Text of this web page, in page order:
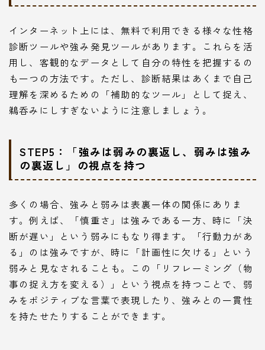
インターネット上には、無料で利用できる様々な性格
診断ツールや強み発見ツールがあります。これらを活
用し、客観的なデータとして自分の特性を把握するの
も一つの方法です。ただし、診断結果はあくまで自己
理解を深めるための「補助的なツール」として捉え、
鵜呑みにしすぎないように注意しましょう。
STEP5：「強みは弱みの裏返し、弱みは強み
の裏返し」の視点を持つ
多くの場合、強みと弱みは表裏一体の関係にありま
す。例えば、「慎重さ」は強みである一方、時に「決
断が遅い」という弱みにもなり得ます。「行動力があ
る」のは強みですが、時に「計画性に欠ける」という
弱みと見なされることも。この「リフレーミング（物
事の捉え方を変える）」という視点を持つことで、弱
みをポジティブな言葉で表現したり、強みとの一貫性
を持たせたりすることができます。